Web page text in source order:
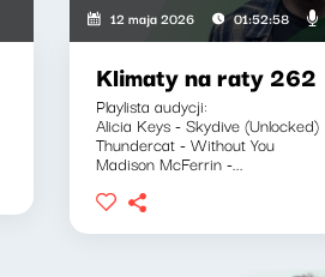
12 maja 2026 01:52:58
Klimaty na raty 262
Playlista audycji:
Alicia Keys - Skydive (Unlocked)
Thundercat - Without You
Madison McFerrin -...